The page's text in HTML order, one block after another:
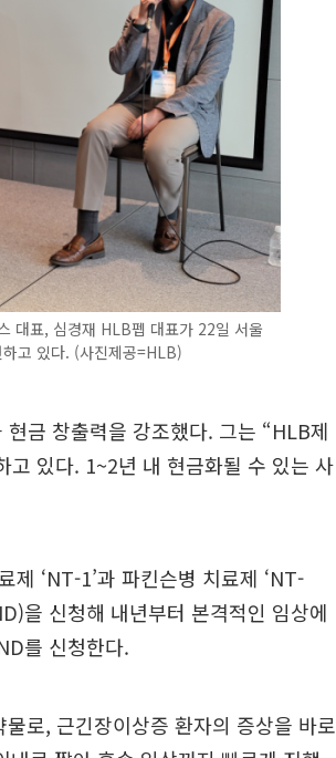
대표, 심경재 HLB펩 대표가 22일 서울
고 있다. (사진제공=HLB)
금 창출력을 강조했다. 그는 “HLB제
있다. 1~2년 내 현금화될 수 있는 사
‘NT-1’과 파킨슨병 치료제 ‘NT-
을 신청해 내년부터 본격적인 임상에
를 신청한다.
로, 근긴장이상증 환자의 증상을 바로